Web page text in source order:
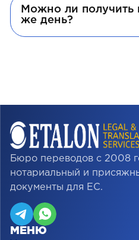
Можно ли получить
же день?
Бюро переводов с 2008
нотариальный и
документы для ЕС.
МЕНЮ